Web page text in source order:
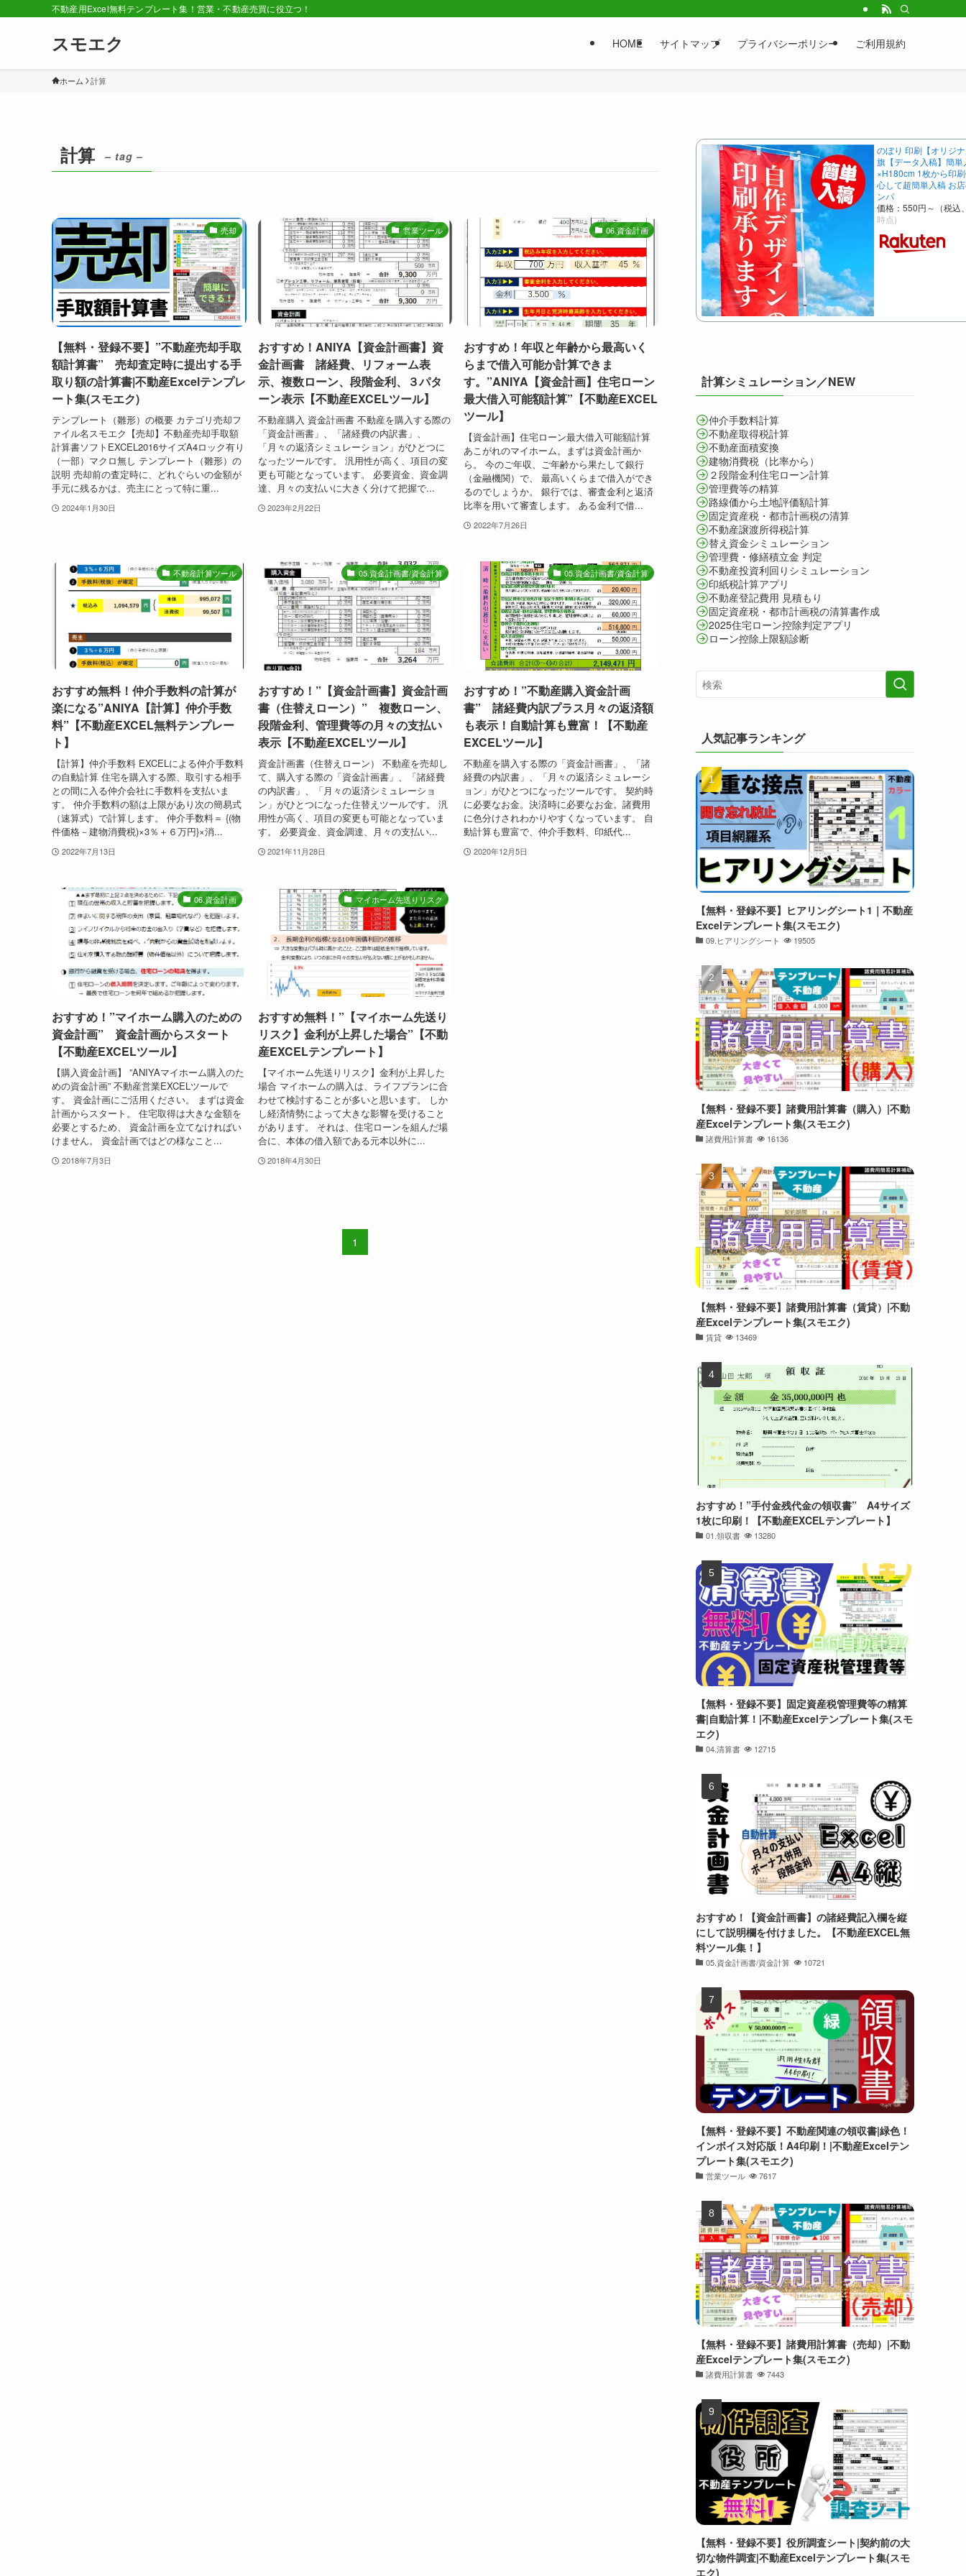
不動産用Excel無料テンプレート集！営業・不動産売買に役立つ！
スモエク HOME サイトマップ プライバシーポリシー ご利用規約
ホーム 計算
計算 – tag –
売却
【無料・登録不要】”不動産売却手取
額計算書” 売却査定時に提出する手
取り額の計算書|不動産Excelテンプレ
ート集(スモエク)
テンプレート（雛形）の概要 カテゴリ売却フ
ァイル名スモエク【売却】不動産売却手取額
計算書ソフトEXCEL2016サイズA4ロック有り
（一部）マクロ無し テンプレート（雛形）の
説明 売却前の査定時に、どれぐらいの金額が
手元に残るかは、売主にとって特に重...
2024年1月30日
営業ツール
おすすめ！ANIYA【資金計画書】資
金計画書 諸経費、リフォーム表
示、複数ローン、段階金利、３パタ
ーン表示【不動産EXCELツール】
不動産購入 資金計画書 不動産を購入する際の
「資金計画書」、「諸経費の内訳書」、
「月々の返済シミュレーション」がひとつに
なったツールです。 汎用性が高く、項目の変
更も可能となっています。 必要資金、資金調
達、月々の支払いに大きく分けて把握で...
2023年2月22日
06.資金計画
おすすめ！年収と年齢から最高いく
らまで借入可能か計算できま
す。”ANIYA【資金計画】住宅ローン
最大借入可能額計算”【不動産EXCEL
ツール】
【資金計画】住宅ローン最大借入可能額計算
あこがれのマイホーム。まずは資金計画か
ら。 今のご年収、ご年齢から果たして銀行
（金融機関）で、 最高いくらまで借入ができ
るのでしょうか。 銀行では、審査金利と返済
比率を用いて審査します。 ある金利で借...
2022年7月26日
不動産計算ツール
おすすめ無料！仲介手数料の計算が
楽になる”ANIYA【計算】仲介手数
料”【不動産EXCEL無料テンプレー
ト】
【計算】仲介手数料 EXCELによる仲介手数料
の自動計算 住宅を購入する際、取引する相手
との間に入る仲介会社に手数料を支払いま
す。 仲介手数料の額は上限があり次の簡易式
（速算式）で計算します。 仲介手数料＝ {(物
件価格－建物消費税)×3％＋６万円}×消...
2022年7月13日
05.資金計画書/資金計算
おすすめ！”【資金計画書】資金計画
書（住替えローン）” 複数ローン、
段階金利、管理費等の月々の支払い
表示【不動産EXCELツール】
資金計画書（住替えローン） 不動産を売却し
て、購入する際の「資金計画書」、「諸経費
の内訳書」、「月々の返済シミュレーショ
ン」がひとつになった住替えツールです。 汎
用性が高く、項目の変更も可能となっていま
す。 必要資金、資金調達、月々の支払い...
2021年11月28日
05.資金計画書/資金計算
おすすめ！”不動産購入資金計画
書” 諸経費内訳プラス月々の返済額
も表示！自動計算も豊富！【不動産
EXCELツール】
不動産を購入する際の「資金計画書」、「諸
経費の内訳書」、「月々の返済シミュレーシ
ョン」がひとつになったツールです。 契約時
に必要なお金。決済時に必要なお金。諸費用
に色分けされわかりやすくなっています。 自
動計算も豊富で、仲介手数料、印紙代...
2020年12月5日
06.資金計画
おすすめ！”マイホーム購入のための
資金計画” 資金計画からスタート
【不動産EXCELツール】
【購入資金計画】 ”ANIYAマイホーム購入のた
めの資金計画” 不動産営業EXCELツールで
す。 資金計画にご活用ください。 まずは資金
計画からスタート。 住宅取得は大きな金額を
必要とするため、 資金計画を立てなければい
けません。 資金計画ではどの様なこと...
2018年7月3日
マイホーム先送りリスク
おすすめ無料！”【マイホーム先送り
リスク】金利が上昇した場合”【不動
産EXCELテンプレート】
【マイホーム先送りリスク】金利が上昇した
場合 マイホームの購入は、ライフプランに合
わせて検討することが多いと思います。 しか
し経済情勢によって大きな影響を受けること
があります。 それは、住宅ローンを組んだ場
合に、本体の借入額である元本以外に...
2018年4月30日
1
のぼり 印刷【オリジ
旗【データ入稿】簡
×H180cm 1枚から印
心して超簡単入稿 お
ンパ
価格：550円～（税込
時点)
計算シミュレーション／NEW
仲介手数料計算
不動産取得税計算
不動産面積変換
建物消費税（比率から）
２段階金利住宅ローン計算
管理費等の精算
路線価から土地評価額計算
固定資産税・都市計画税の清算
不動産譲渡所得税計算
替え資金シミュレーション
管理費・修繕積立金 判定
不動産投資利回りシミュレーション
印紙税計算アプリ
不動産登記費用 見積もり
固定資産税・都市計画税の清算書作成
2025住宅ローン控除判定アプリ
ローン控除上限額診断
人気記事ランキング
【無料・登録不要】ヒアリングシート1｜不動産
Excelテンプレート集(スモエク)
09.ヒアリングシート 19505
【無料・登録不要】諸費用計算書（購入）|不動
産Excelテンプレート集(スモエク)
諸費用計算書 16136
【無料・登録不要】諸費用計算書（賃貸）|不動
産Excelテンプレート集(スモエク)
賃貸 13469
おすすめ！”手付金残代金の領収書” A4サイズ
1枚に印刷！【不動産EXCELテンプレート】
01.領収書 13280
【無料・登録不要】固定資産税管理費等の精算
書|自動計算！|不動産Excelテンプレート集(スモ
エク)
04.清算書 12715
おすすめ！【資金計画書】の諸経費記入欄を縦
にして説明欄を付けました。【不動産EXCEL無
料ツール集！】
05.資金計画書/資金計算 10721
【無料・登録不要】不動産関連の領収書|緑色！
インボイス対応版！A4印刷！|不動産Excelテン
プレート集(スモエク)
営業ツール 7617
【無料・登録不要】諸費用計算書（売却）|不動
産Excelテンプレート集(スモエク)
諸費用計算書 7443
【無料・登録不要】役所調査シート|契約前の大
切な物件調査|不動産Excelテンプレート集(スモ
エク)